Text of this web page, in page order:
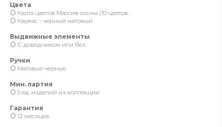
Цвета
⚪️ Карта цветов Массив сосны (10 цветов
⚪️ Каркас - черный матовый
Выдвижные элементы
⚪️ С доводчиком или без
Ручки
⚪️ Матовые черные
Мин. партия
⚪️ 5 ед. изделий из коллекции
Гарантия
⚪️ 12 месяцев